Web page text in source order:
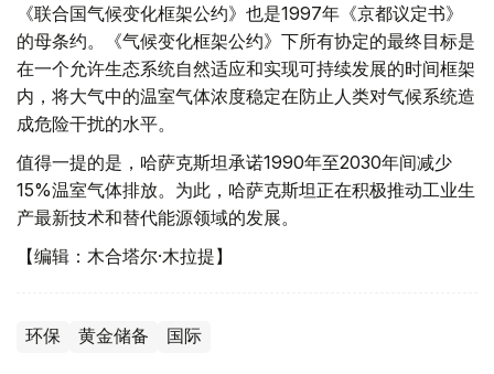
《联合国气候变化框架公约》也是1997年《京都议定书》
的母条约。《气候变化框架公约》下所有协定的最终目标是
在一个允许生态系统自然适应和实现可持续发展的时间框架
内，将大气中的温室气体浓度稳定在防止人类对气候系统造
成危险干扰的水平。
值得一提的是，哈萨克斯坦承诺1990年至2030年间减少
15%温室气体排放。为此，哈萨克斯坦正在积极推动工业生
产最新技术和替代能源领域的发展。
【编辑：木合塔尔·木拉提】
环保 黄金储备 国际